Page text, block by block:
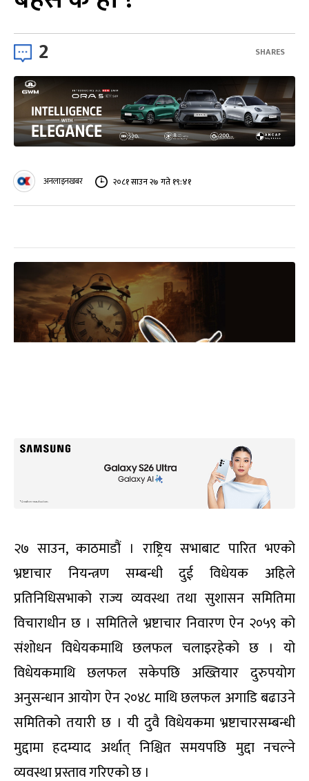
2 SHARES
अनलाइनखबर २०८१ साउन २७ गते १९:४१
२७ साउन, काठमाडौं । राष्ट्रिय सभाबाट पारित भएको
भ्रष्टाचार नियन्त्रण सम्बन्धी दुई विधेयक अहिले
प्रतिनिधिसभाको राज्य व्यवस्था तथा सुशासन समितिमा
विचाराधीन छ । समितिले भ्रष्टाचार निवारण ऐन २०५९ को
संशोधन विधेयकमाथि छलफल चलाइरहेको छ । यो
विधेयकमाथि छलफल सकेपछि अख्तियार दुरुपयोग
अनुसन्धान आयोग ऐन २०४८ माथि छलफल अगाडि बढाउने
समितिको तयारी छ । यी दुवै विधेयकमा भ्रष्टाचारसम्बन्धी
मुद्दामा हदम्याद अर्थात् निश्चित समयपछि मुद्दा नचल्ने
व्यवस्था प्रस्ताव गरिएको छ ।